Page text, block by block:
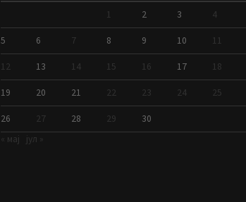
1 2 3 4
5 6 7 8 9 10 11
12 13 14 15 16 17 18
19 20 21 22 23 24 25
26 27 28 29
30
« мај
јул »